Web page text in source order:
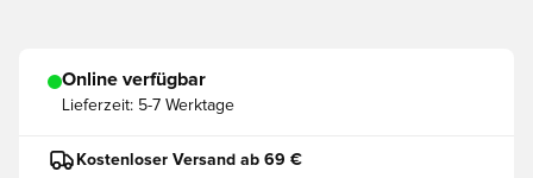
Online verfügbar
Lieferzeit: 5-7 Werktage
Kostenloser Versand ab 69 €